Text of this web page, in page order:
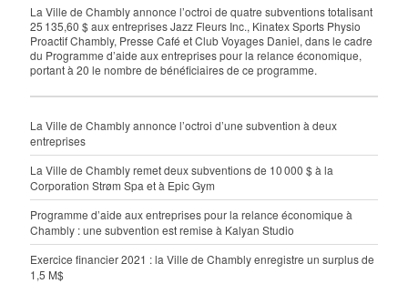
La Ville de Chambly annonce l’octroi de quatre subventions totalisant
25 135,60 $ aux entreprises Jazz Fleurs Inc., Kinatex Sports Physio
Proactif Chambly, Presse Café et Club Voyages Daniel, dans le cadre
du Programme d’aide aux entreprises pour la relance économique,
portant à 20 le nombre de bénéficiaires de ce programme.
La Ville de Chambly annonce l’octroi d’une subvention à deux
entreprises
La Ville de Chambly remet deux subventions de 10 000 $ à la
Corporation Strøm Spa et à Epic Gym
Programme d’aide aux entreprises pour la relance économique à
Chambly : une subvention est remise à Kalyan Studio
Exercice financier 2021 : la Ville de Chambly enregistre un surplus de
1,5 M$